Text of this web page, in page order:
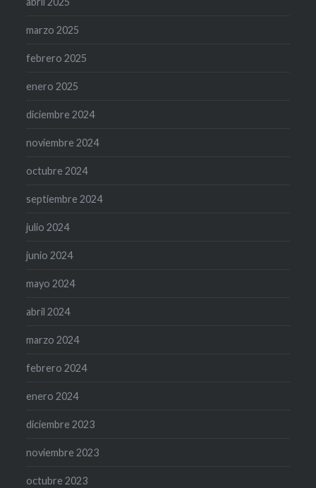
marzo 2025
febrero 2025
enero 2025
diciembre 2024
noviembre 2024
octubre 2024
septiembre 2024
julio 2024
junio 2024
mayo 2024
abril 2024
marzo 2024
febrero 2024
enero 2024
diciembre 2023
noviembre 2023
octubre 2023